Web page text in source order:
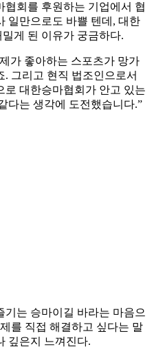
협회를 후원하는 기업에서 협
일만으로도 바쁠 텐데, 대한
게 된 이유가 궁금하다.
가 좋아하는 스포츠가 망가
그리고 현직 법조인으로서
로 대한승마협회가 안고 있는
다는 생각에 도전했습니다.”
기는 승마이길 바라는 마음으
를 직접 해결하고 싶다는 말
깊은지 느껴진다.